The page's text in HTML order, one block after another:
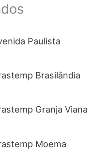
Paulista
Brasilândia
Granja Viana
Moema